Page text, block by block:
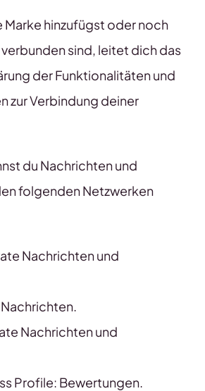
Marke hinzufügst oder noch
sind, leitet dich das
der Funktionalitäten und
zur Verbindung deiner
du Nachrichten und
folgenden Netzwerken
Nachrichten und
Nachrichten.
Nachrichten und
Profile: Bewertungen.